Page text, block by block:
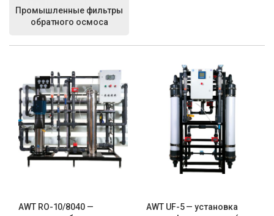
Промышленные фильтры
обратного осмоса
AWT RO-10/8040 —
AWT UF-5 — установка